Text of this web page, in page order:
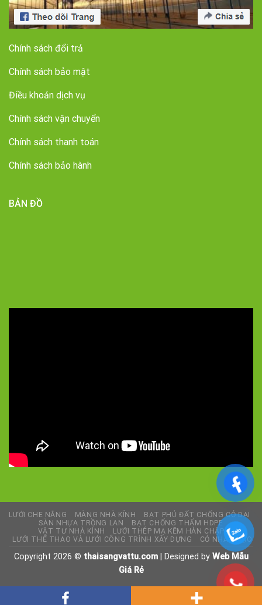
Chính sách đổi trả
Chính sách bảo mật
Điều khoản dịch vụ
Chính sách vận chuyển
Chính sách thanh toán
Chính sách bảo hành
BẢN ĐỒ
5/5 - (6 bình chọn)
LƯỚI CHE NẮNG MÀNG NHÀ KÍNH
BẠT PHỦ ĐẤT CHỐNG CỎ DẠI
SÀN NHỰA TRỒNG LAN
BẠT CHỐNG THẤM HDPE
VẬT TƯ NHÀ KÍNH
LƯỚI THÉP MẠ KẼM HÀN CHẬP
LƯỚI THỂ THAO VÀ LƯỚI CÔNG TRÌNH XÂY DỰNG
CỎ NHÂN TẠO
Copyright 2026 © thaisangvattu.com| Designed by Web Mẫu
Giá Rẻ